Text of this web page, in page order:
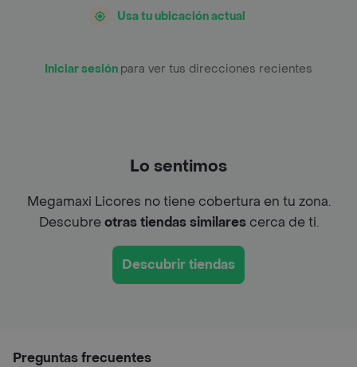
Usa tu ubicación actual
Iniciar sesión para ver tus direcciones recientes
Lo sentimos
Megamaxi Licores no tiene cobertura en tu zona.
Descubreotras tiendas similarescerca de ti.
Descubrir tiendas
Preguntas frecuentes